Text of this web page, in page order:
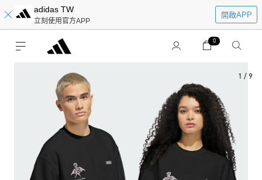
adidas TW
立刻使用官方APP
開啟APP
0
1 / 9